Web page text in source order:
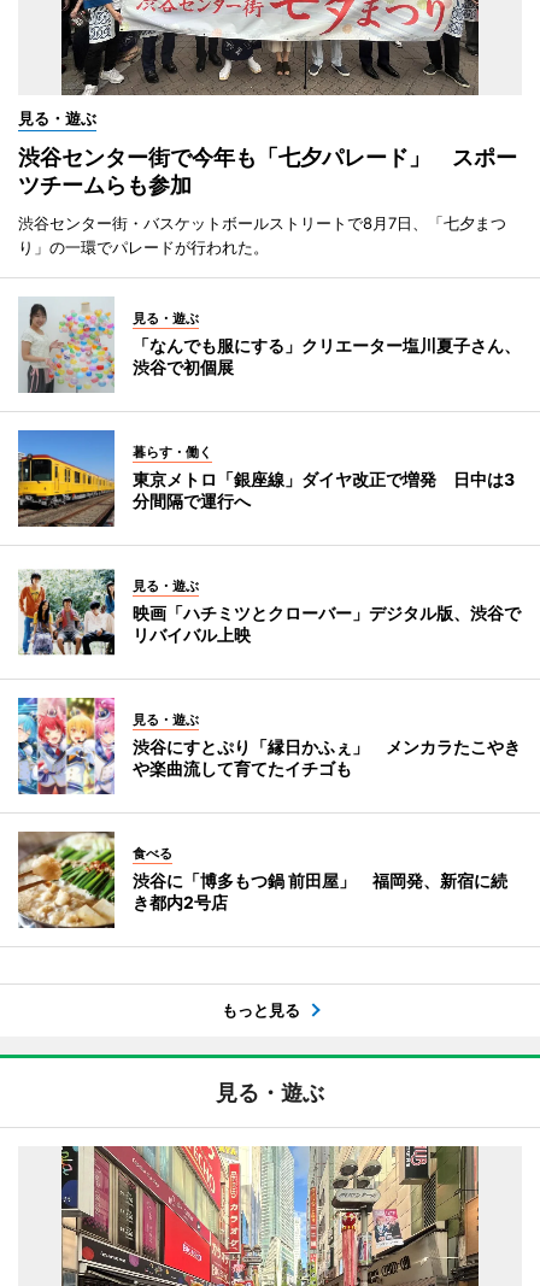
見る・遊ぶ
渋谷センター街で今年も「七夕パレード」 スポー
ツチームらも参加
渋谷センター街・バスケットボールストリートで8月7日、「七夕まつ
り」の一環でパレードが行われた。
見る・遊ぶ
「なんでも服にする」クリエーター塩川夏子さん、
渋谷で初個展
暮らす・働く
東京メトロ「銀座線」ダイヤ改正で増発 日中は3
分間隔で運行へ
見る・遊ぶ
映画「ハチミツとクローバー」デジタル版、渋谷で
リバイバル上映
見る・遊ぶ
渋谷にすとぷり「縁日かふぇ」 メンカラたこやき
や楽曲流して育てたイチゴも
食べる
渋谷に「博多もつ鍋 前田屋」 福岡発、新宿に続
き都内2号店
もっと見る
見る・遊ぶ